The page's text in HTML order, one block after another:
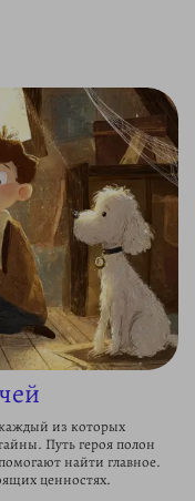
из которых
Путь героя полон
найти главное.
ценностях.